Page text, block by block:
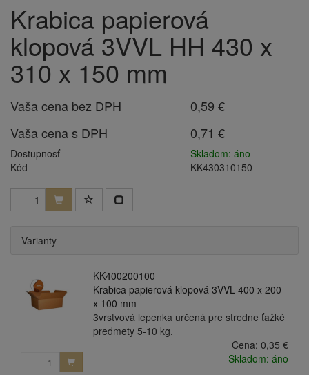
Krabica papierová
klopová 3VVL HH 430 x
310 x 150 mm
Vaša cena bez DPH
0,59 €
Vaša cena s DPH
0,71 €
Dostupnosť
Skladom: áno
Kód
KK430310150
Varianty
KK400200100
Krabica papierová klopová 3VVL 400 x 200
x 100 mm
3vrstvová lepenka určená pre stredne ťažké
predmety 5-10 kg.
Cena: 0,35 €
Skladom: áno